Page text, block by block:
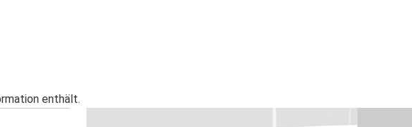
enthält.